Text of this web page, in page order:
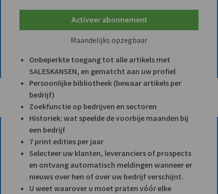
Activeer abonnement
Maandelijks opzegbaar
Onbeperkte toegang tot alle artikels met
SALESKANSEN, en gematcht aan uw profiel
Persoonlijke bibliotheek (bewaar artikels per
bedrijf)
Zoekfunctie op bedrijven en sectoren
Historiek: wat speelde de voorbije maanden bij
een bedrijf
7 print edities per jaar
Selecteer uw klanten, leveranciers of prospects
en ontvang automatisch meldingen wanneer er
nieuws over hen of over uw bedrijf verschijnt.
U weet waarover u moet praten vóór elke